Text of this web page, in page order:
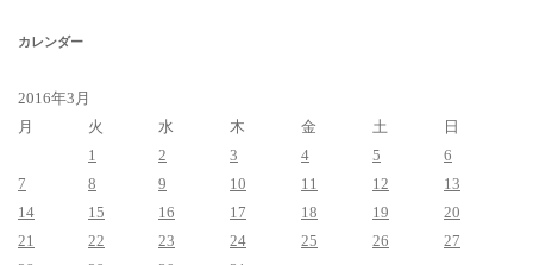
カレンダー
2016年3月
月
火 水 木 金 土
日
1
2 3 4 5
6
7
8 9 10 11 12
13
14
15 16 17 18 19
20
21
22 23 24 25 26
27